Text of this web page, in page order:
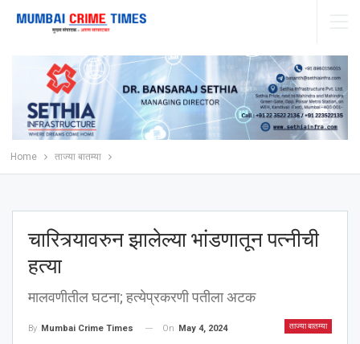
Home ताज्या बातम्या
चारित्र्यावरुन झालेल्या भांडणातून पत्नीची
हत्या
मालवणीतील घटना; हत्येप्रकरणी पतीला अटक
ताज्या बातम्या
By Mumbai Crime Times On May 4, 2024